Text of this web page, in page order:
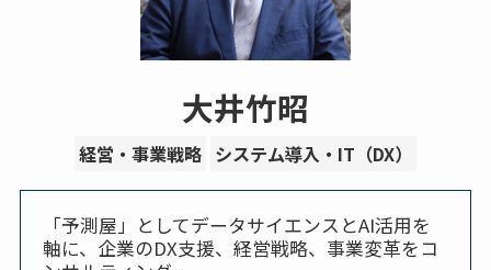
大井竹昭
経営・事業戦略 システム導入・IT（DX）
「予測屋」としてデータサイエンスとAI活用を
軸に、企業のDX支援、経営戦略、事業変革をコ